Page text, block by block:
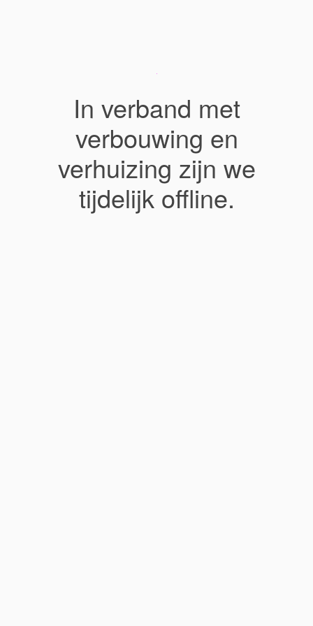
In verband met
verbouwing en
verhuizing zijn we
tijdelijk offline.